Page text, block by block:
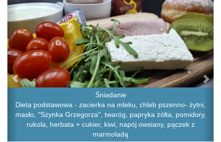
Śniadanie
Dieta podstawowa - zacierka na mleku, chleb pszenno- żytni,
masło, "Szynka Grzegorza", twaróg, papryka żółta, pomidory,
rukola, herbata + cukier, kiwi, napój owsiany, pączek z
marmoladą